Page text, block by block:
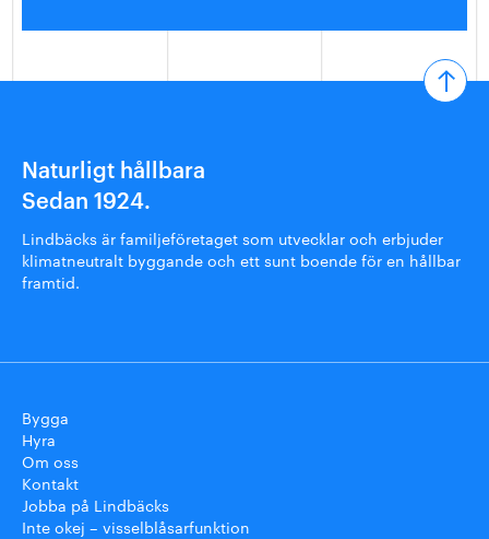
Naturligt hållbara
Sedan 1924.
Lindbäcks är familjeföretaget som utvecklar och erbjuder
klimatneutralt byggande och ett sunt boende för en hållbar
framtid.
Bygga
Hyra
Om oss
Kontakt
Jobba på Lindbäcks
Inte okej – visselblåsarfunktion